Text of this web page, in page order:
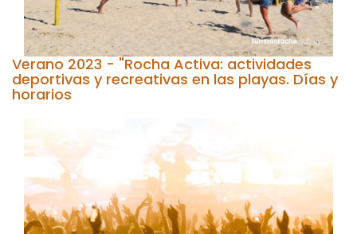
Verano 2023 - "Rocha Activa: actividades
deportivas y recreativas en las playas. Días y
horarios